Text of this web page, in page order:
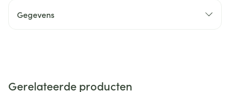
Gegevens
Gerelateerde producten